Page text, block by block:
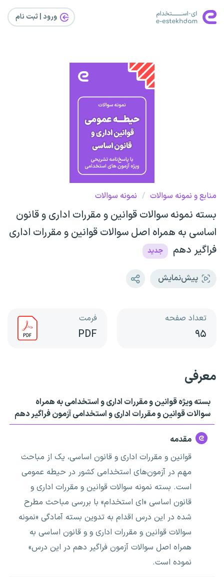
ورود | ثبت‌ نام
منابع و نمونه سوالات / نمونه سوالات
بسته نمونه سوالات قوانین و مقررات اداری و قانون
اساسی به همراه اصل سوالات قوانین و مقررات اداری
فراگیر دهم
جدید
پیش‌نمایش
تعداد صفحه
۹۵
فرمت
PDF
معرفی
بسته ویژه قوانین و مقررات اداری و استخدامی به همراه
سوالات قوانین و مقررات اداری و استخدامی آزمون فراگیر دهم
مقدمه
قوانین و مقررات اداری و قانون اساسی، یک از مباحث
مهم در آزمون‌های استخدامی کشور در حیطه عمومی
است. بسته نمونه سوالات قوانین و مقررات اداری و
قانون اساسی «ای استخدام» با بررسی مباحث مطرح
شده در این درس اقدام به تدوین بسته آمادگی «نمونه
سوالات قوانین و مقررات اداری و و قانون اساسی به
همراه اصل سوالات آزمون فراگیر دهم در این درس»
نموده است.